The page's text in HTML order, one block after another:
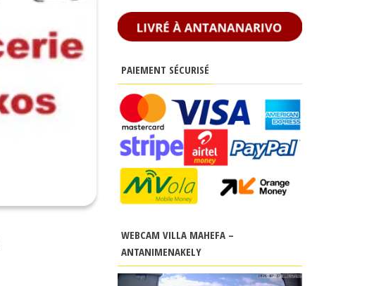
PAIEMENT SÉCURISÉ
WEBCAM VILLA MAHEFA –
ANTANIMENAKELY